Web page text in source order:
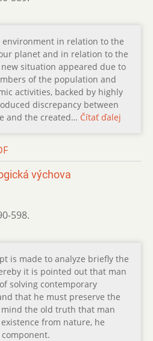
in relation to the
planet and in relation to the
situation appeared due to
of the population and
activities, backed by highly
discrepancy between
and the created… Čítať ďalej
výchova
598.
is made to analyze briefly the
it is pointed out that man
solving contemporary
that he must preserve the
the old truth that man
from nature, he